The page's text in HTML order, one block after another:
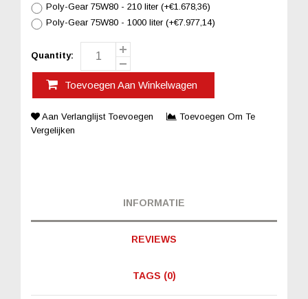
Poly-Gear 75W80 - 210 liter (+€1.678,36)
Poly-Gear 75W80 - 1000 liter (+€7.977,14)
Quantity:
Toevoegen Aan Winkelwagen
Aan Verlanglijst Toevoegen
Toevoegen Om Te
Vergelijken
INFORMATIE
REVIEWS
TAGS (0)